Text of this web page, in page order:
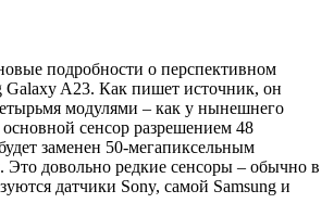
подробности о перспективном
Galaxy A23. Как пишет источник, он
модулями – как у нынешнего
сенсор разрешением 48
заменен 50-мегапиксельным
Это довольно редкие сенсоры – обычно в
датчики Sony, самой Samsung и